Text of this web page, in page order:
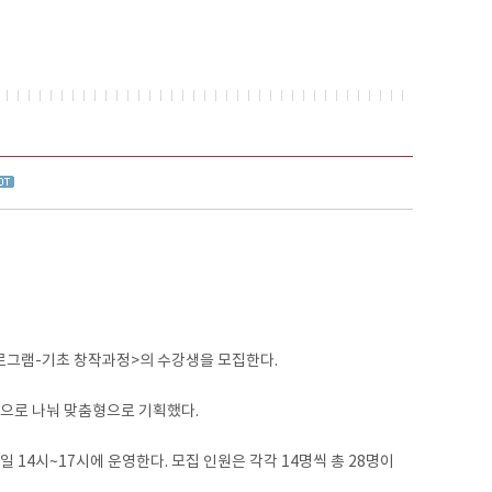
램-기초 창작과정>의 수강생을 모집한다.
로 나눠 맞춤형으로 기획했다.
14시~17시에 운영한다. 모집 인원은 각각 14명씩 총 28명이